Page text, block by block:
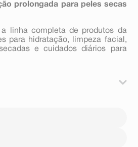
prolongada para peles secas
a linha completa de produtos da
para hidratação, limpeza facial,
e cuidados diários para
de isopropila, acetato de cetila,
amarelo, ácido palmítico,
de oleíla, propilparabeno,